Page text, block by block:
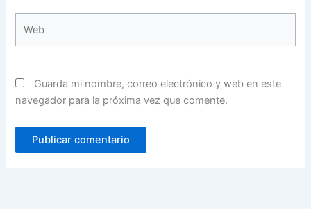
Guarda mi nombre, correo electrónico y web en este
navegador para la próxima vez que comente.